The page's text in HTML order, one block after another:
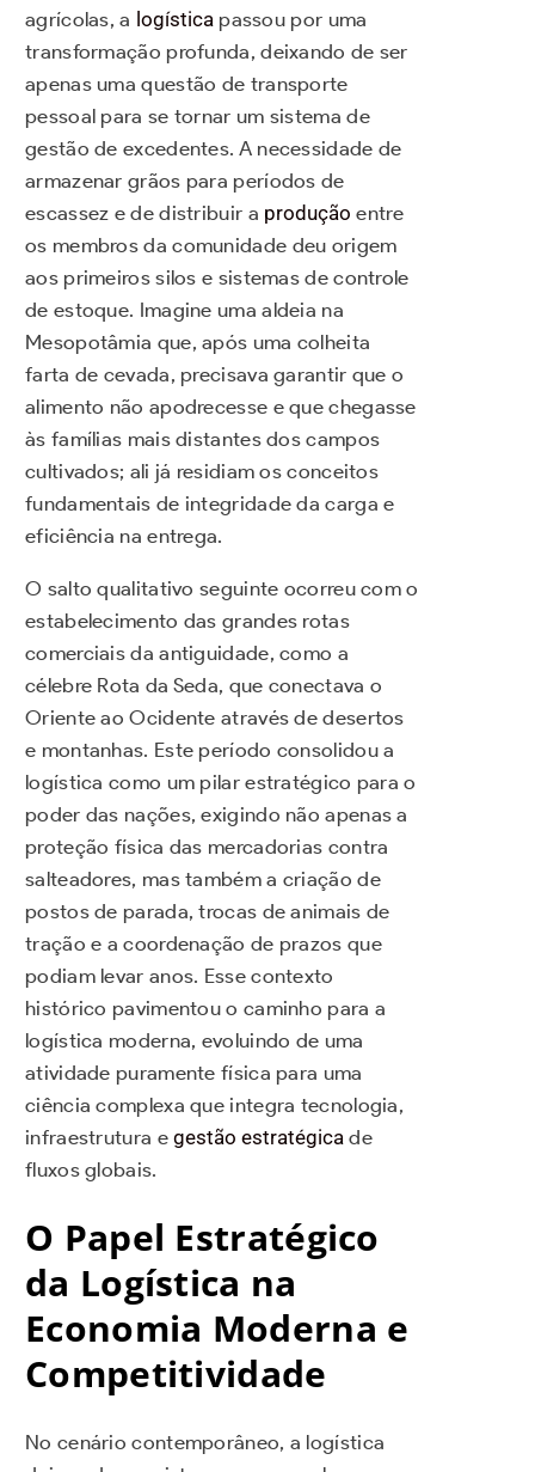
agrícolas, a logística passou por uma
transformação profunda, deixando de ser
apenas uma questão de transporte
pessoal para se tornar um sistema de
gestão de excedentes. A necessidade de
armazenar grãos para períodos de
escassez e de distribuir a produção entre
os membros da comunidade deu origem
aos primeiros silos e sistemas de controle
de estoque. Imagine uma aldeia na
Mesopotâmia que, após uma colheita
farta de cevada, precisava garantir que o
alimento não apodrecesse e que chegasse
às famílias mais distantes dos campos
cultivados; ali já residiam os conceitos
fundamentais de integridade da carga e
eficiência na entrega.
O salto qualitativo seguinte ocorreu com o
estabelecimento das grandes rotas
comerciais da antiguidade, como a
célebre Rota da Seda, que conectava o
Oriente ao Ocidente através de desertos
e montanhas. Este período consolidou a
logística como um pilar estratégico para o
poder das nações, exigindo não apenas a
proteção física das mercadorias contra
salteadores, mas também a criação de
postos de parada, trocas de animais de
tração e a coordenação de prazos que
podiam levar anos. Esse contexto
histórico pavimentou o caminho para a
logística moderna, evoluindo de uma
atividade puramente física para uma
ciência complexa que integra tecnologia,
infraestrutura egestão estratégica de
fluxos globais.
O Papel Estratégico
da Logística na
Economia Moderna e
Competitividade
No cenário contemporâneo, a logística